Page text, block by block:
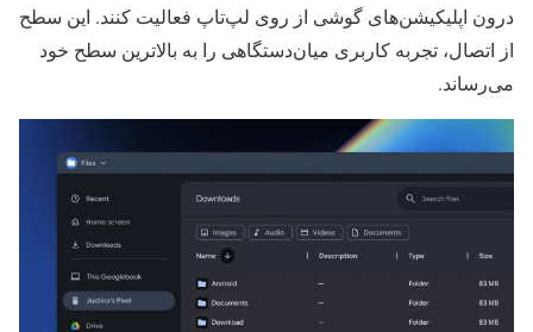
درون اپلیکیشن‌های گوشی از روی لپ‌تاپ فعالیت کنند. این سطح
از اتصال، تجربه کاربری میان‌دستگاهی را به بالاترین سطح خود
می‌رساند.